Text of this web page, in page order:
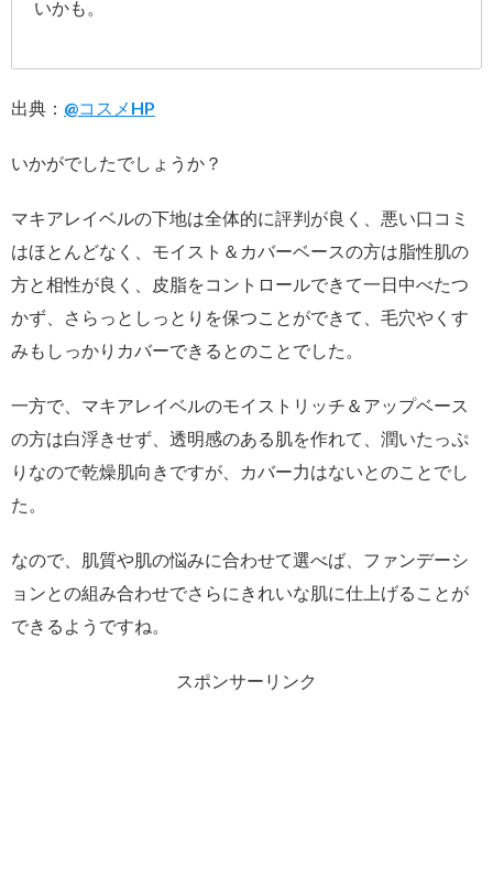
いかも。
出典： @コスメHP
いかがでしたでしょうか？
マキアレイベルの下地は全体的に評判が良く、悪い口コミ
はほとんどなく、モイスト＆カバーベースの方は脂性肌の
方と相性が良く、皮脂をコントロールできて一日中べたつ
かず、さらっとしっとりを保つことができて、毛穴やくす
みもしっかりカバーできるとのことでした。
一方で、マキアレイベルのモイストリッチ＆アップベース
の方は白浮きせず、透明感のある肌を作れて、潤いたっぷ
りなので乾燥肌向きですが、カバー力はないとのことでし
た。
なので、肌質や肌の悩みに合わせて選べば、ファンデーシ
ョンとの組み合わせでさらにきれいな肌に仕上げることが
できるようですね。
スポンサーリンク